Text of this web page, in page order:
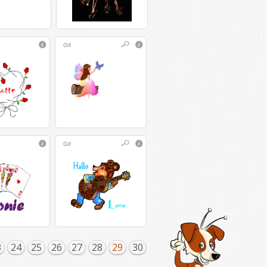
Gif
Gif
24 25 26 27 28 29 30